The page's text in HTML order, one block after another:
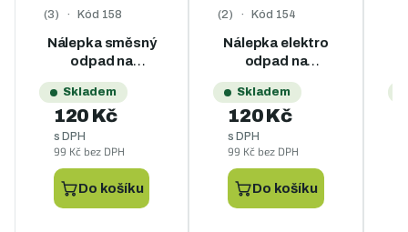
Nálepka směsný
odpad na
popelnice - A4
Skladem
Průměrné hodnocení produktu je 5,0 z 5 hvězdiček.
Kód 158
99 Kč bez DPH
120 Kč
s DPH
Do košíku
Nálepka elektro
odpad na
popelnice - A4
Skladem
Průměrné hodnocení produktu
Kód 154
99 Kč bez DPH
120 Kč
s DPH
Do košíku